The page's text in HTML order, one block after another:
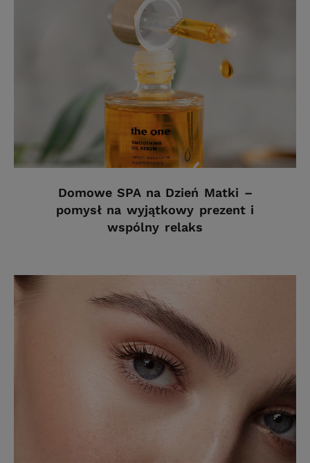
Domowe SPA na Dzień Matki –
pomysł na wyjątkowy prezent i
wspólny relaks